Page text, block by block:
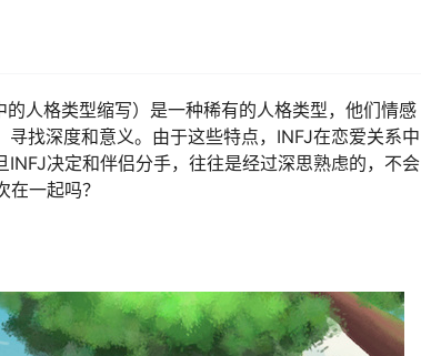
人格类型缩写）是一种稀有的人格类型，他们情感
找深度和意义。由于这些特点，INFJ在恋爱关系中
决定和伴侣分手，往往是经过深思熟虑的，不会
一起吗？